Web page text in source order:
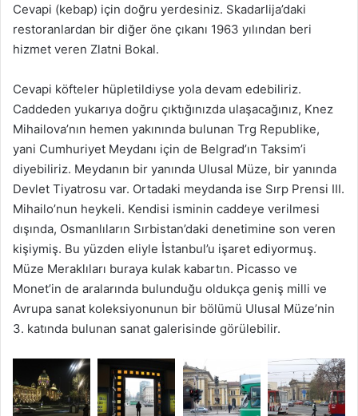
Cevapi (kebap) için doğru yerdesiniz. Skadarlija’daki
restoranlardan bir diğer öne çıkanı 1963 yılından beri
hizmet veren Zlatni Bokal.
Cevapi köfteler hüpletildiyse yola devam edebiliriz.
Caddeden yukarıya doğru çıktığınızda ulaşacağınız, Knez
Mihailova’nın hemen yakınında bulunan Trg Republike,
yani Cumhuriyet Meydanı için de Belgrad’ın Taksim’i
diyebiliriz. Meydanın bir yanında Ulusal Müze, bir yanında
Devlet Tiyatrosu var. Ortadaki meydanda ise Sırp Prensi III.
Mihailo’nun heykeli. Kendisi isminin caddeye verilmesi
dışında, Osmanlıların Sırbistan’daki denetimine son veren
kişiymiş. Bu yüzden eliyle İstanbul’u işaret ediyormuş.
Müze Meraklıları buraya kulak kabartın. Picasso ve
Monet’in de aralarında bulunduğu oldukça geniş milli ve
Avrupa sanat koleksiyonunun bir bölümü Ulusal Müze’nin
3. katında bulunan sanat galerisinde görülebilir.